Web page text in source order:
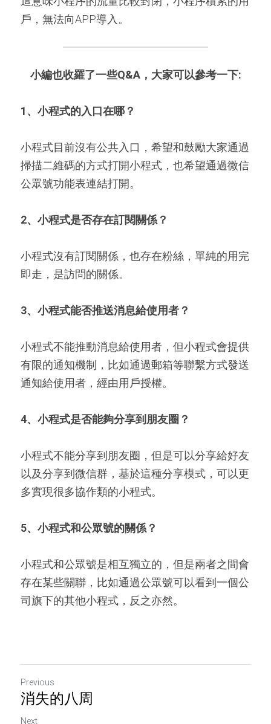
戶，無法向APP導入。
小編也收羅了一些Q&A，大家可以參考一下:
1 、小程式的入口在哪？
小程式目前沒有公共入口，希望和鼓勵大家通過
掃描二維碼的方式打開小程式，也希望通過微信
公眾號功能表連結打開。
2、小程式是否存在訂閱關係？
小程式沒有訂閱關係，也存在粉絲，單純的用完
即走，是訪問的關係。
3、小程式能否推送消息給使用者？
小程式不能推動消息給使用者，但小程式會提供
有限的通知機制，比如通過郵箱等聯繫方式發送
通知給使用者，經由用戶授權。
4、小程式是否能夠分享到朋友圈？
小程式不能分享到朋友圈，但是可以分享給好友
以及分享到微信群，基於這種分享模式，可以更
多實現很多協作類的小程式。
5、小程式和公眾號的關係？
小程式和公眾號是相互獨立的，但是兩者之間會
存在某些關聯，比如通過公眾號可以看到一個公
司旗下的其他小程式，反之亦然。
Previous
消失的八周
Next